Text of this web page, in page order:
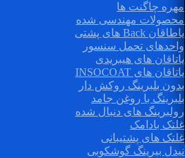
مهره چاگنت ها
محصولات مهندسی شده
یاطاقان Back های پشتی
واحدهای تحمل سنسور
یاتاقان های هیبریدی
یاتاقان های INSOCOAT
بدون بلبرینگ روکش دار
بلبرینگ با روغن جامد
رولبرینگ های دنبال شده
غلتک بادامک
غلتک های پشتیبانی
نیدل بیرینگ گوشکوبی